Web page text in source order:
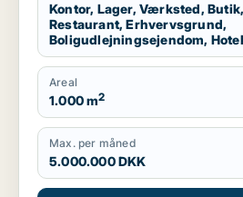
Kontor, Lager, Værksted,
Restaurant, Erhvervsgrund,
Boligudlejningsejendom,
Produktionslokaler, Garage
Areal
1.000 m2
Max. per måned
5.000.000 DKK